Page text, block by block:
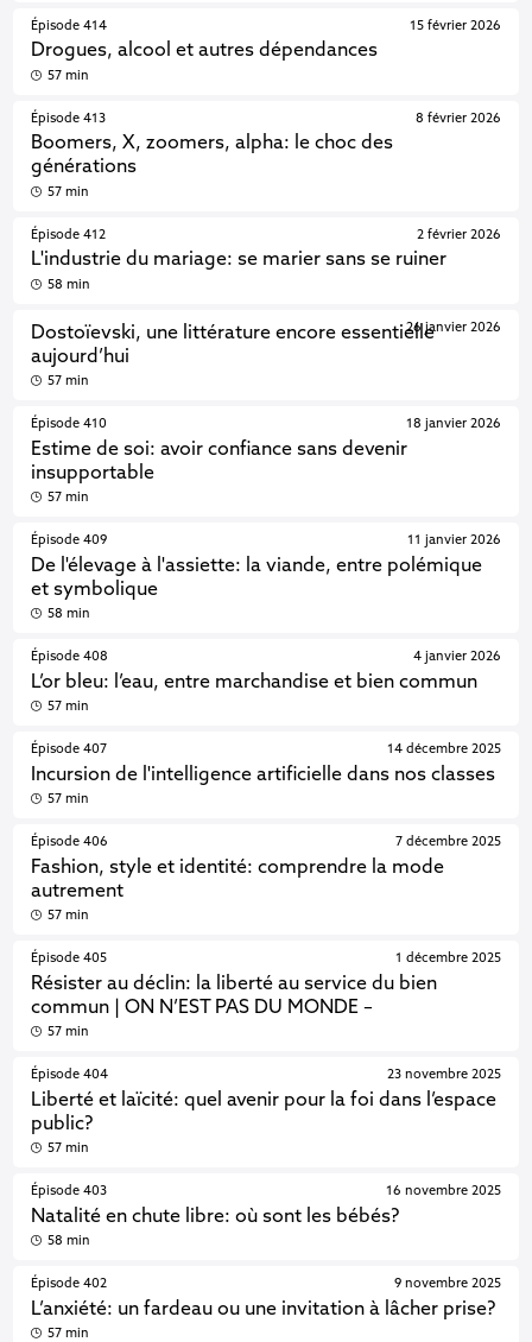
Épisode 414
Drogues, alcool et autres dépendances
15 février 2026
57 min
Épisode 413
Boomers, X, zoomers, alpha: le choc des
générations
8 février 2026
57 min
Épisode 412
L'industrie du mariage: se marier sans se ruiner
2 février 2026
58 min
Dostoïevski, une littérature encore essentielle
aujourd’hui
26 janvier 2026
57 min
Épisode 410
Estime de soi: avoir confiance sans devenir
insupportable
18 janvier 2026
57 min
Épisode 409
De l'élevage à l'assiette: la viande, entre polémique
et symbolique
11 janvier 2026
58 min
Épisode 408
L’or bleu: l’eau, entre marchandise et bien commun
4 janvier 2026
57 min
Épisode 407
Incursion de l'intelligence artificielle dans nos classes
14 décembre 2025
57 min
Épisode 406
Fashion, style et identité: comprendre la mode
autrement
7 décembre 2025
57 min
Épisode 405
Résister au déclin: la liberté au service du bien
commun | ON N’EST PAS DU MONDE –
1 décembre 2025
57 min
Épisode 404
Liberté et laïcité: quel avenir pour la foi dans l’espace
public?
23 novembre 2025
57 min
Épisode 403
Natalité en chute libre: où sont les bébés?
16 novembre 2025
58 min
Épisode 402
L’anxiété: un fardeau ou une invitation à lâcher prise?
9 novembre 2025
57 min